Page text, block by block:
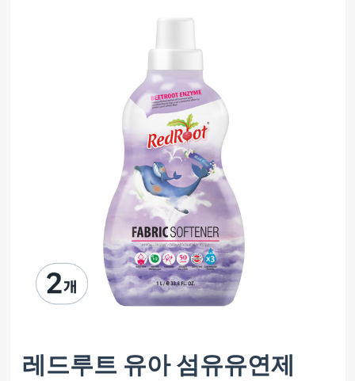
레드루트 유아 섬유유연제